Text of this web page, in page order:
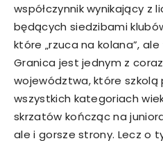
współczynnik wynikający z
będących siedzibami
które „rzuca na kolana”,
Granica jest jednym z
województwa, które szkolą
wszystkich kategoriach
skrzatów kończąc na
ale i gorsze strony. Lecz o